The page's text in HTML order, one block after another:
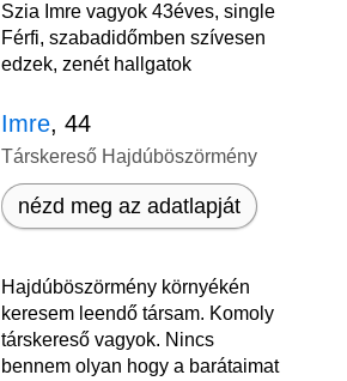
Szia Imre vagyok 43éves, single
Férfi, szabadidőmben szívesen
edzek, zenét hallgatok
Imre, 44
Társkereső Hajdúböszörmény
nézd meg az adatlapját
Hajdúböszörmény környékén
keresem leendő társam. Komoly
társkereső vagyok. Nincs
bennem olyan hogy a barátaimat